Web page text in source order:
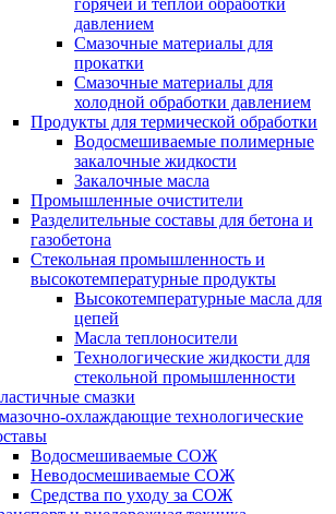
горячей и теплой обработки
давлением
Смазочные материалы для
прокатки
Смазочные материалы для
холодной обработки давлением
Продукты для термической обработки
Водосмешиваемые полимерные
закалочные жидкости
Закалочные масла
Промышленные очистители
Разделительные составы для бетона и
газобетона
Стекольная промышленность и
высокотемпературные продукты
Высокотемпературные масла для
цепей
Масла теплоносители
Технологические жидкости для
стекольной промышленности
смазки
охлаждающие технологические
Водосмешиваемые СОЖ
Неводосмешиваемые СОЖ
Средства по уходу за СОЖ